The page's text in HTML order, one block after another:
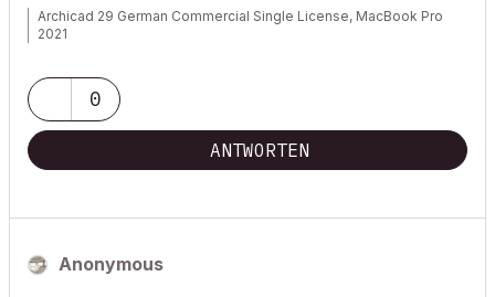
Archicad 29 German Commercial Single License, MacBook Pro
2021
0
ANTWORTEN
Anonymous